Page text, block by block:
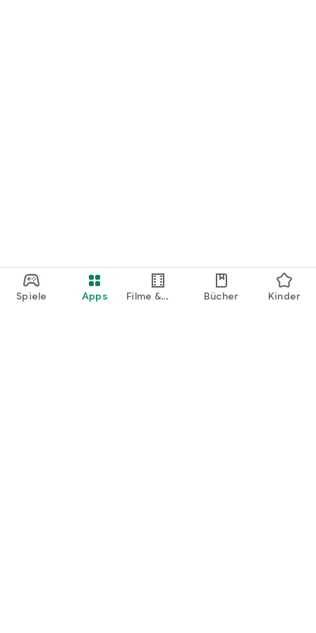
Spiele Apps
Filme &
Bücher Kinder